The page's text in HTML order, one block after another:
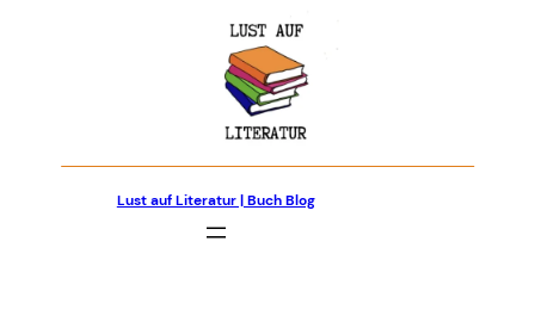
Lust auf Literatur | Buch Blog